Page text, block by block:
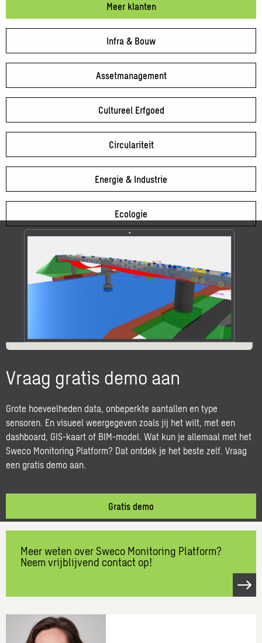
Meer klanten
Infra & Bouw
Assetmanagement
Cultureel Erfgoed
Circulariteit
Energie & Industrie
Ecologie
Vraag gratis demo aan
Grote hoeveelheden data, onbeperkte aantallen en type
sensoren. En visueel weergegeven zoals jij het wilt, met een
dashboard, GIS-kaart of BIM-model. Wat kun je allemaal met het
Sweco Monitoring Platform? Dat ontdek je het beste zelf. Vraag
een gratis demo aan.
Gratis demo
Meer weten over Sweco Monitoring Platform?
Neem vrijblijvend contact op!
Meer
weten